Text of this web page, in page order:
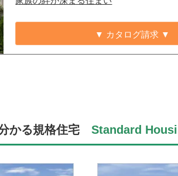
▼ カタログ請求 ▼
かる規格住宅 Standard